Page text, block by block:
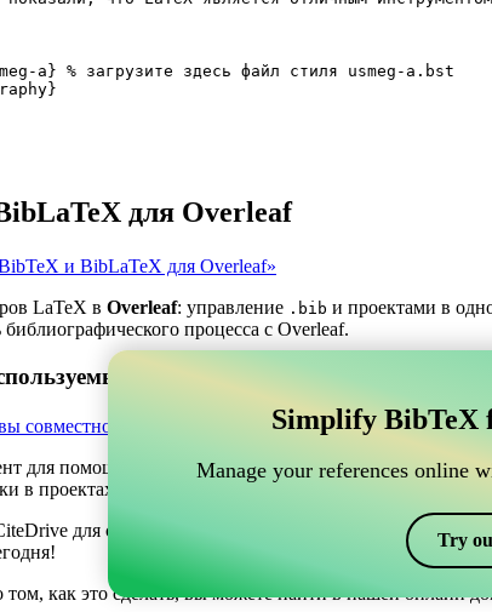
a} % загрузите здесь файл стиля usmeg-a.bst
для Overleaf
и BibLaTeX для Overleaf»
LaTeX в Overleaf: управление .bib и проектами в
процесса с Overleaf.
онлайн-инструмент для
совместно используемый онлайн-инструмент для
для помощи в управлении вашими ссылками,
в проектах, одновременно поддерживая актуальность
для создания библиографий и цитат в
как это сделать, вы можете найти в нашей онлайн
Simplify BibTeX
Manage your references online
Try